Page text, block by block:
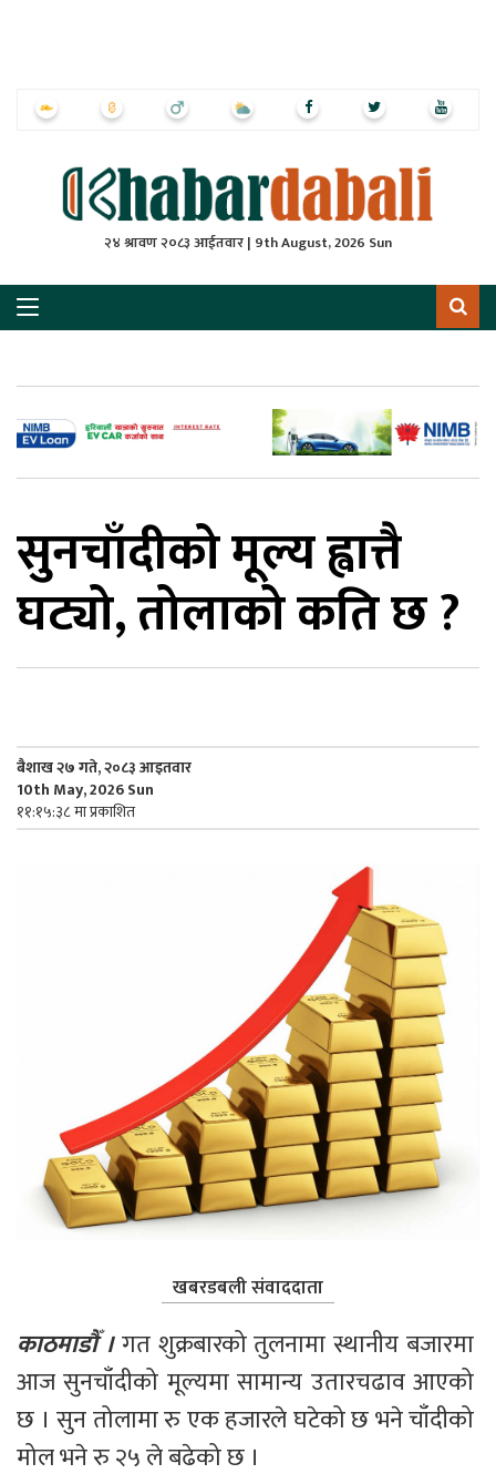
२४ श्रावण २०८३ आईतवार | 9th August, 2026 Sun
सुनचाँदीको मूल्य ह्वात्तै
घट्यो, तोलाको कति छ ?
बैशाख २७ गते, २०८३ आइतवार
10th May, 2026 Sun
११:१५:३८ मा प्रकाशित
खबरडबली संवाददाता
काठमाडौँ । गत शुक्रबारको तुलनामा स्थानीय बजारमा
आज सुनचाँदीको मूल्यमा सामान्य उतारचढाव आएको
छ । सुन तोलामा रु एक हजारले घटेको छ भने चाँदीको
मोल भने रु २५ ले बढेको छ ।